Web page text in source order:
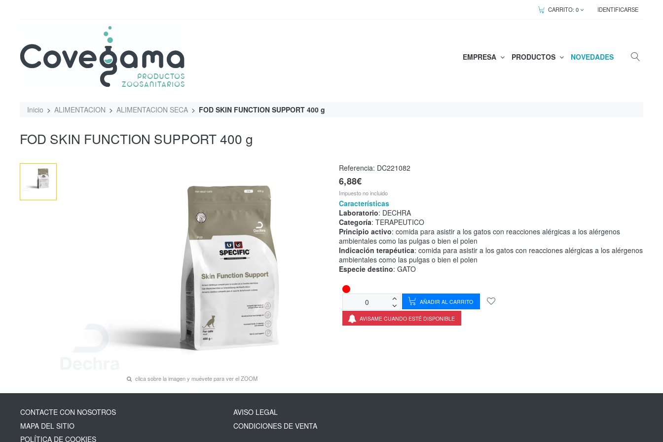
CARRITO:0 IDENTIFICARSE
EMPRESA PRODUCTOS NOVEDADES
Inicio ALIMENTACION ALIMENTACION SECA FOD SKIN FUNCTION SUPPORT 400 g
FOD SKIN FUNCTION SUPPORT 400 g
clica sobre la imagen y muévete para ver el ZOOM
Referencia: DC221082
6,88€
Impuesto no incluido
Características
Laboratorio: DECHRA
Categoría: TERAPEUTICO
Principio activo: comida para asistir a los gatos con reacciones alérgicas a los alérgenos
ambientales como las pulgas o bien el polen
Indicación terapéutica: comida para asistir a los gatos con reacciones alérgicas a los alérgenos
ambientales como las pulgas o bien el polen
Especie destino: GATO
AÑADIR AL CARRITO
AVISAME CUANDO ESTÉ DISPONIBLE
CONTACTE CON NOSOTROS
MAPA DEL SITIO
POLÍTICA DE COOKIES
AVISO LEGAL
CONDICIONES DE VENTA